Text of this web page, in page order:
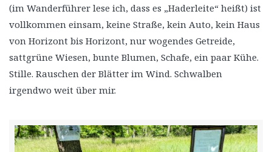
(im Wanderführer lese ich, dass es „Haderleite“ heißt) ist
vollkommen einsam, keine Straße, kein Auto, kein Haus
von Horizont bis Horizont, nur wogendes Getreide,
sattgrüne Wiesen, bunte Blumen, Schafe, ein paar Kühe.
Stille. Rauschen der Blätter im Wind. Schwalben
irgendwo weit über mir.